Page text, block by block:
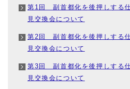
第1回 副首都化を後押しする
見交換会について
第2回 副首都化を後押しする
見交換会について
第3回 副首都化を後押しする
見交換会について